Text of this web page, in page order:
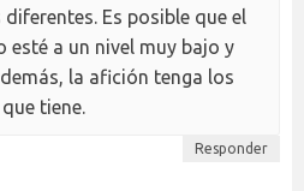
diferentes. Es posible que el
esté a un nivel muy bajo y
la afición tenga los
tiene.
Responder